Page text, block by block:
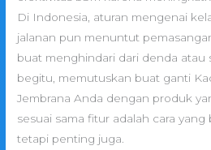
Di Indonesia, aturan mengenai
jalanan pun menuntut
buat menghindari dari denda atau
begitu, memutuskan buat ganti
Jembrana Anda dengan produk
sesuai sama fitur adalah cara
tetapi penting juga.